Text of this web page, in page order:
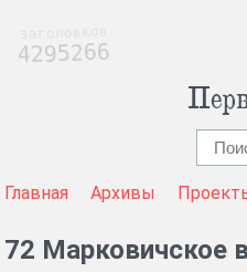
Главная Архивы
Марковичское
4295266